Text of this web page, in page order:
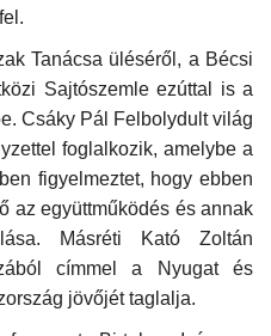
Tanácsa üléséről, a Bécsi
Sajtószemle ezúttal is a
Csáky Pál Felbolydult világ
foglalkozik, amelybe a
figyelmeztet, hogy ebben
az együttműködés és annak
Másréti Kató Zoltán
címmel a Nyugat és
jövőjét taglalja.